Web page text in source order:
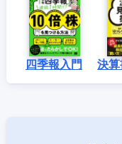
四季報入門 決